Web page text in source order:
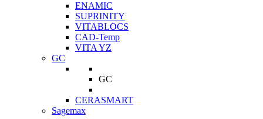
ENAMIC
SUPRINITY
VITABLOCS
CAD-Temp
VITA YZ
GC
GC
CERASMART
Sagemax